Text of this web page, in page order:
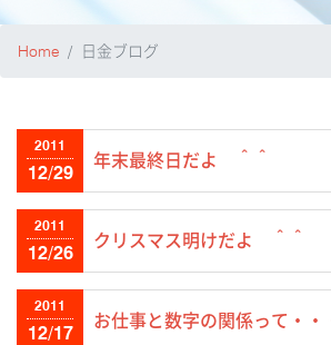
Home 日金ブログ
2011
12/29
年末最終日だよ ＾＾
2011
12/26
クリスマス明けだよ ＾＾
2011
12/17
お仕事と数字の関係って・・